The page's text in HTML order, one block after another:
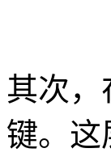
其次
键。这